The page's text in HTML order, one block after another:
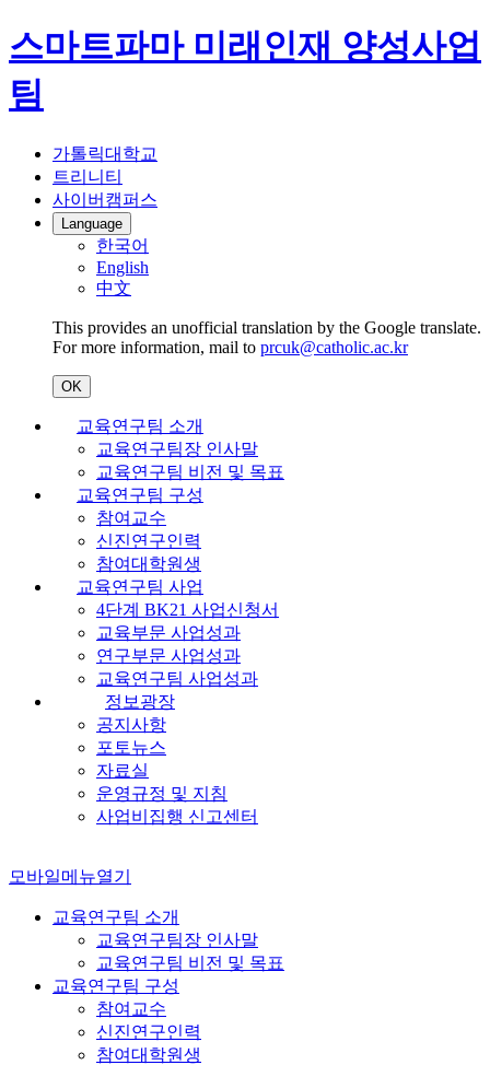
스마트파마 미래인재 양성사업
팀
가톨릭대학교
트리니티
사이버캠퍼스
Language
한국어
English
中文
This provides an unofficial translation by the Google translate.
For more information, mail to prcuk@catholic.ac.kr
OK
교육연구팀 소개
교육연구팀장 인사말
교육연구팀 비전 및 목표
교육연구팀 구성
참여교수
신진연구인력
참여대학원생
교육연구팀 사업
4단계 BK21 사업신청서
교육부문 사업성과
연구부문 사업성과
교육연구팀 사업성과
정보광장
공지사항
포토뉴스
자료실
운영규정 및 지침
사업비집행 신고센터
모바일메뉴열기
교육연구팀 소개
교육연구팀장 인사말
교육연구팀 비전 및 목표
교육연구팀 구성
참여교수
신진연구인력
참여대학원생